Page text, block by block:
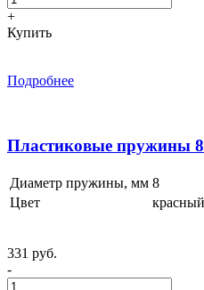
+
Купить
Подробнее
Пластиковые пружины
Диаметр пружины, мм 8
Цвет
красный
331 руб.
-